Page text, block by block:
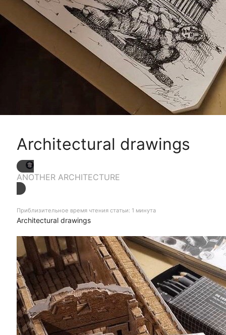
Architectural drawings
ANOTHER ARCHITECTURE
Приблизительное время чтения статьи: 1 минута
Architectural drawings